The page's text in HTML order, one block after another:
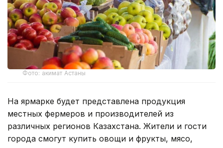
Фото: акимат Астаны
На ярмарке будет представлена продукция
местных фермеров и производителей из
различных регионов Казахстана. Жители и гости
города смогут купить овощи и фрукты, мясо,